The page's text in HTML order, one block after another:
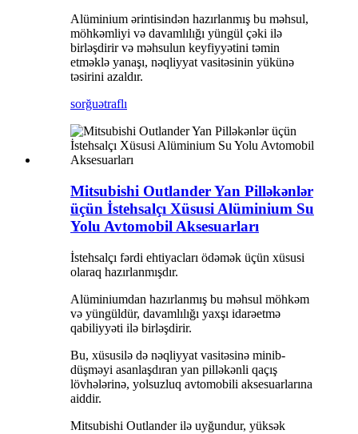
Alüminium ərintisindən hazırlanmış bu məhsul,
möhkəmliyi və davamlılığı yüngül çəki ilə
birləşdirir və məhsulun keyfiyyətini təmin
etməklə yanaşı, nəqliyyat vasitəsinin yükünə
təsirini azaldır.
sorğuətraflı
Mitsubishi Outlander Yan Pilləkənlər
üçün İstehsalçı Xüsusi Alüminium Su
Yolu Avtomobil Aksesuarları
İstehsalçı fərdi ehtiyacları ödəmək üçün xüsusi
olaraq hazırlanmışdır.
Alüminiumdan hazırlanmış bu məhsul möhkəm
və yüngüldür, davamlılığı yaxşı idarəetmə
qabiliyyəti ilə birləşdirir.
Bu, xüsusilə də nəqliyyat vasitəsinə minib-
düşməyi asanlaşdıran yan pilləkənli qaçış
lövhələrinə, yolsuzluq avtomobili aksesuarlarına
aiddir.
Mitsubishi Outlander ilə uyğundur, yüksək